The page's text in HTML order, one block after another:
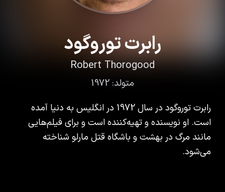
رابرت توروگود
Robert Thorogood
متولد: 1972
رابرت توروگود در سال 1972 در انگلیس به دنیا آمده
است. او نویسنده و تهیه‌کننده است و برای فیلم‌هایی
مانند مرگ در بهشت و باشگاه قتل مارلو شناخته
می‌شود.